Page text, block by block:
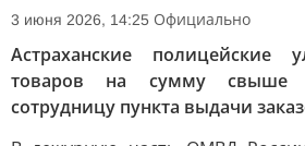
3 июня 2026, 14:25 Официально
Астраханские
товаров на сумму свыше
сотрудницу пункта выдачи